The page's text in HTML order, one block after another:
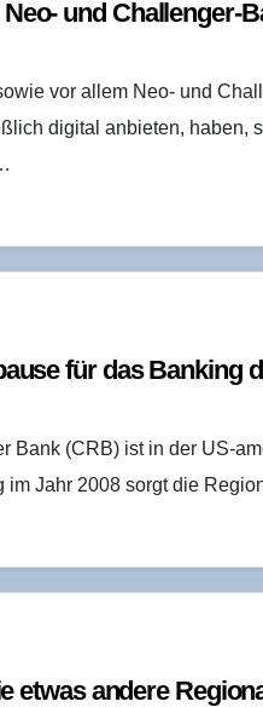
und Chal­len­ger-
vor allem Neo- und
digital anbieten, haben,
für das Ban­king
Bank (CRB) ist in der US-
im Jahr 2008 sorgt die
etwas ande­re